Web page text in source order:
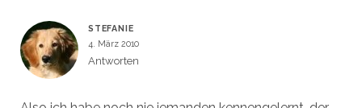
STEFANIE
4. März 2010
Antworten